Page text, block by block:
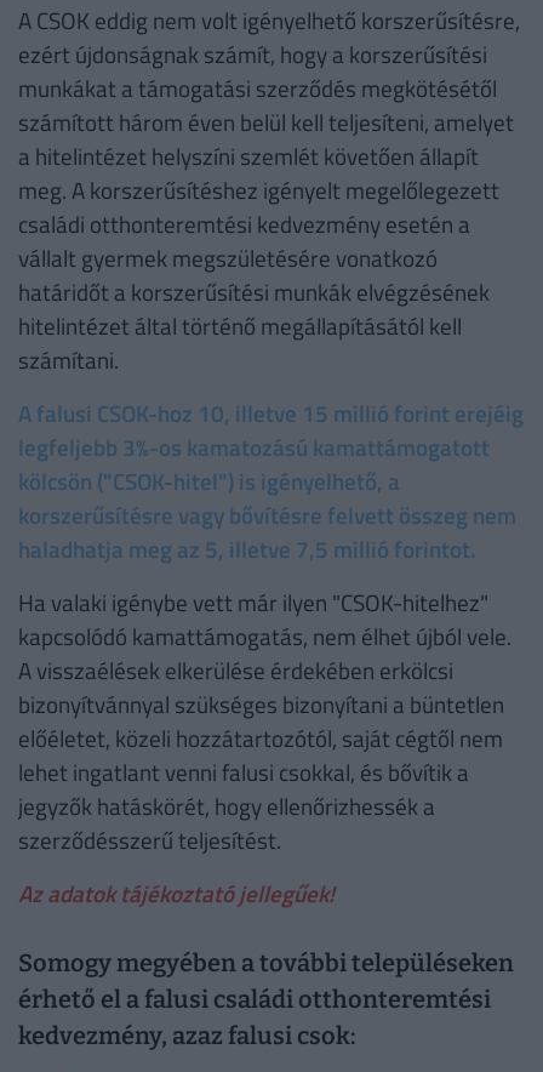
A CSOK eddig nem volt igényelhető korszerűsítésre,
ezért újdonságnak számít, hogy a korszerűsítési
munkákat a támogatási szerződés megkötésétől
számított három éven belül kell teljesíteni, amelyet
a hitelintézet helyszíni szemlét követően állapít
meg. A korszerűsítéshez igényelt megelőlegezett
családi otthonteremtési kedvezmény esetén a
vállalt gyermek megszületésére vonatkozó
határidőt a korszerűsítési munkák elvégzésének
hitelintézet által történő megállapításától kell
számítani.
A falusi CSOK-hoz 10, illetve 15 millió forint erejéig
legfeljebb 3%-os kamatozású kamattámogatott
kölcsön ("CSOK-hitel") is igényelhető, a
korszerűsítésre vagy bővítésre felvett összeg nem
haladhatja meg az 5, illetve 7,5 millió forintot.
Ha valaki igénybe vett már ilyen "CSOK-hitelhez"
kapcsolódó kamattámogatás, nem élhet újból vele.
A visszaélések elkerülése érdekében erkölcsi
bizonyítvánnyal szükséges bizonyítani a büntetlen
előéletet, közeli hozzátartozótól, saját cégtől nem
lehet ingatlant venni falusi csokkal, és bővítik a
jegyzők hatáskörét, hogy ellenőrizhessék a
szerződésszerű teljesítést.
Az adatok tájékoztató jellegűek!
Somogy megyében a további településeken
érhető el a falusi családi otthonteremtési
kedvezmény, azaz falusi csok: